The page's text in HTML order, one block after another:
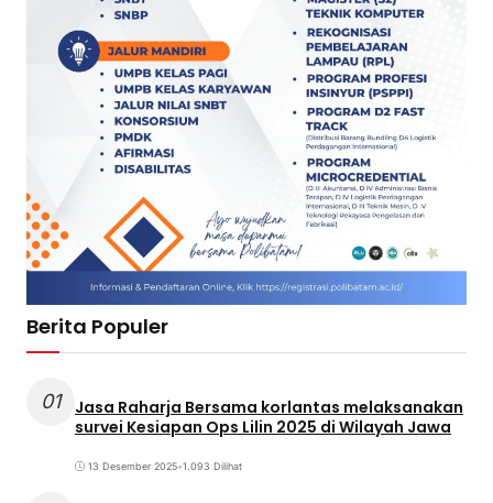
Berita Populer
01
Jasa Raharja Bersama korlantas melaksanakan
survei Kesiapan Ops Lilin 2025 di Wilayah Jawa
13 Desember 2025•1.093 Dilihat